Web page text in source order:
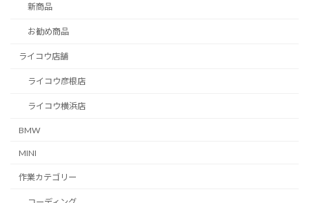
新商品
お勧め商品
ライコウ店舗
ライコウ彦根店
ライコウ横浜店
BMW
MINI
作業カテゴリー